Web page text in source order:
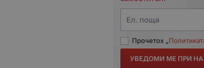
Ел. поща
Прочетох „
УВЕДОМИ МЕ ПРИ